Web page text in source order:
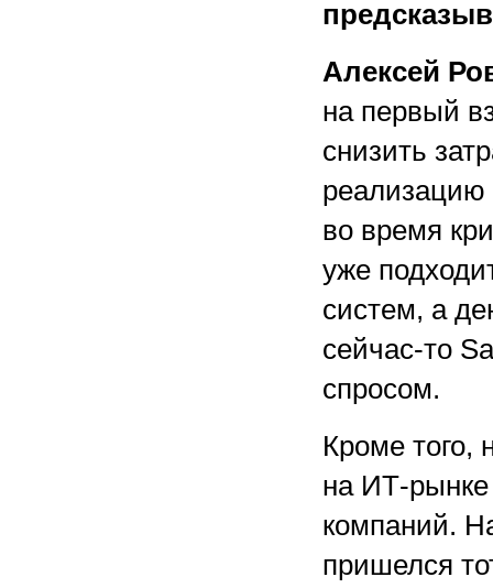
Алексей
на первый
снизить
реализацию
во время
уже
систем, а
сейчас-то
спросом.
Кроме того,
на ИТ-рынке
компаний.
пришелся